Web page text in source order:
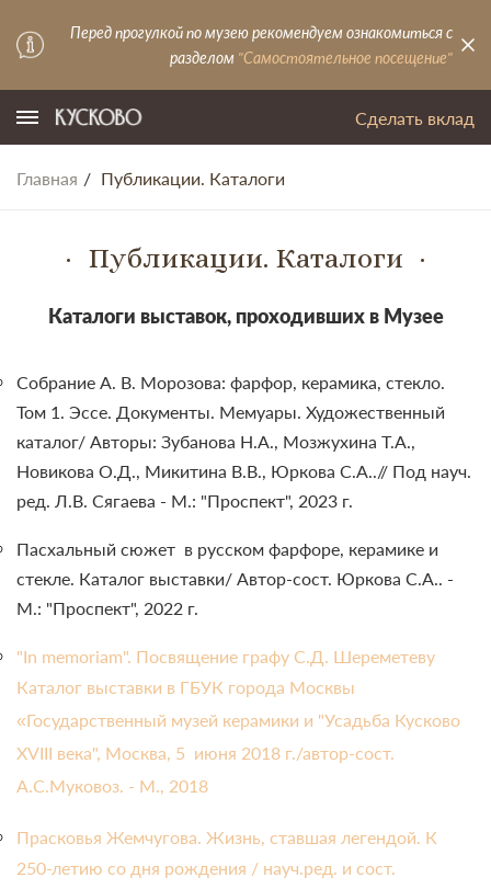
Перед прогулкой по музею рекомендуем ознакомиться с
разделом "Самостоятельное посещение"
Сделать вклад
Главная Публикации. Каталоги
Публикации. Каталоги
Каталоги выставок, проходивших в Музее
Собрание А. В. Морозова: фарфор, керамика, стекло.
Том 1. Эссе. Документы. Мемуары. Художественный
каталог/ Авторы: Зубанова Н.А., Мозжухина Т.А.,
Новикова О.Д., Микитина В.В., Юркова С.А..// Под науч.
ред. Л.В. Сягаева - М.: "Проспект", 2023 г.
Пасхальный сюжет в русском фарфоре, керамике и
стекле. Каталог выставки/ Автор-сост. Юркова С.А.. -
М.: "Проспект", 2022 г.
"In memoriam". Посвящение графу С.Д. Шереметеву
Каталог выставки в ГБУК города Москвы
«Государственный музей керамики и "Усадьба Кусково
XVIII века", Москва, 5 июня 2018 г./автор-сост.
А.С.Муковоз. - М., 2018
Прасковья Жемчугова. Жизнь, ставшая легендой. К
250-летию со дня рождения / науч.ред. и сост.